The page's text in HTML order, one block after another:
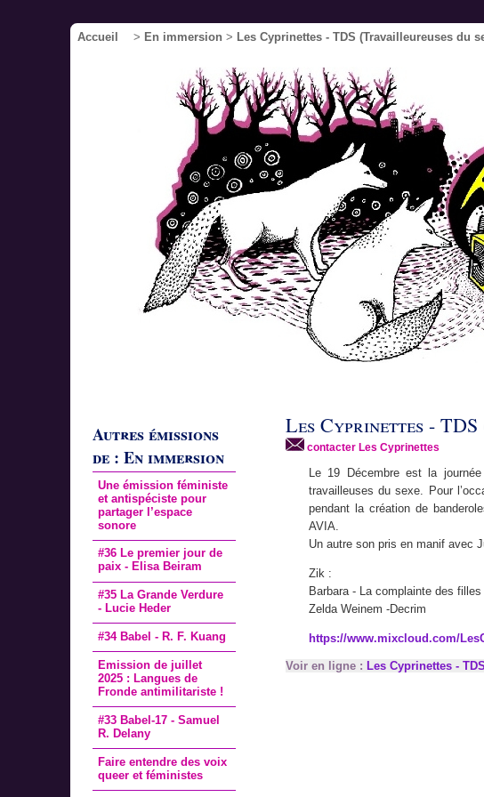
Accueil > En immersion > Les Cyprinettes - TDS (Travailleureuses du
Autres émissions
de : En immersion
Une émission féministe
et antispéciste pour
partager l’espace
sonore
#36 Le premier jour de
paix - Elisa Beiram
#35 La Grande Verdure
- Lucie Heder
#34 Babel - R. F. Kuang
Emission de juillet
2025 : Langues de
Fronde antimilitariste !
#33 Babel-17 - Samuel
R. Delany
Faire entendre des voix
queer et féministes
Les Cyprinettes -
contacter Les Cyprinettes
Le 19 Décembre est la
travailleuses du sexe. Pour
pendant la création de
AVIA.
Un autre son pris en manif avec
Zik :
Barbara - La complainte des
Zelda Weinem -Decrim
https://www.mixcloud.com/
Voir en ligne : Les Cyprinettes -